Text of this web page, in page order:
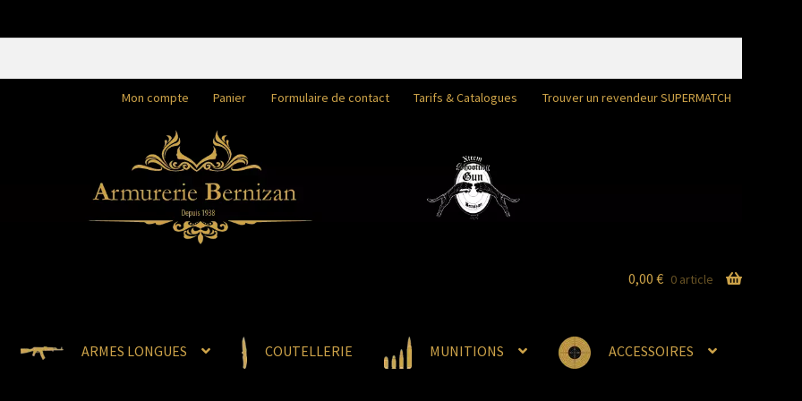
Mon compte Panier Formulaire de contact Tarifs & Catalogues Trouver un revendeur SUPERMATCH
ARMES LONGUES COUTELLERIE MUNITIONS ACCESSOIRES
0,00 € 0 article